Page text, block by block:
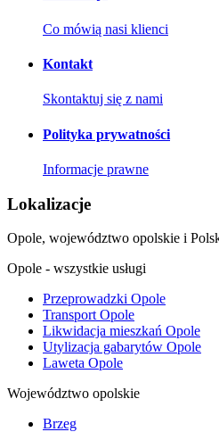
Co mówią nasi klienci
Kontakt
Skontaktuj się z nami
Polityka prywatności
Informacje prawne
Lokalizacje
Opole, województwo opolskie i
Opole - wszystkie usługi
Przeprowadzki Opole
Transport Opole
Likwidacja mieszkań Opole
Utylizacja gabarytów Opole
Laweta Opole
Województwo opolskie
Brzeg